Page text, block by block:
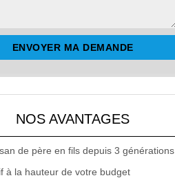
NOS AVANTAGES
de père en fils depuis 3 générations
à la hauteur de votre budget